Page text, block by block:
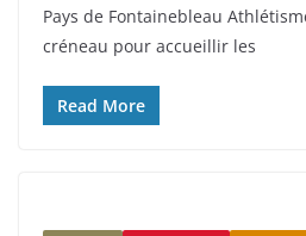
Pays de Fontainebleau
créneau pour accueillir les
Read More